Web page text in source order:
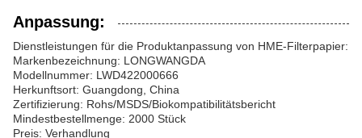
Anpassung:
Dienstleistungen für die Produktanpassung von HME-Filterpapier:
Markenbezeichnung: LONGWANGDA
Modellnummer: LWD422000666
Herkunftsort: Guangdong, China
Zertifizierung: Rohs/MSDS/Biokompatibilitätsbericht
Mindestbestellmenge: 2000 Stück
Preis: Verhandlung